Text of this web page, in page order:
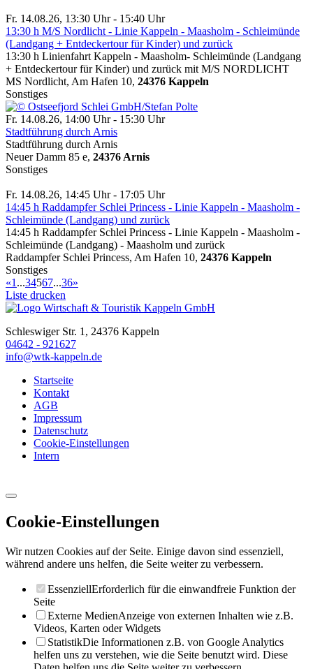
Fr. 14.08.26, 13:30 Uhr - 15:40 Uhr
13:30 h M/S Nordlicht - Linie Kappeln - Maasholm - Schleimünde
(Landgang + Entdeckertour für Kinder) und zurück
13:30 h Linienfahrt Kappeln - Maasholm- Schleimünde (Landgang
+ Entdeckertour für Kinder) und zurück mit M/S NORDLICHT
MS Nordlicht, Am Hafen 10, 24376 Kappeln
Sonstiges
Fr. 14.08.26, 14:00 Uhr - 15:30 Uhr
Stadtführung durch Arnis
Stadtführung durch Arnis
Neuer Damm 85 e, 24376 Arnis
Sonstiges
Fr. 14.08.26, 14:45 Uhr - 17:05 Uhr
14:45 h Raddampfer Schlei Princess - Linie Kappeln - Maasholm -
Schleimünde (Landgang) und zurück
14:45 h Raddampfer Schlei Princess - Linie Kappeln - Maasholm -
Schleimünde (Landgang) - Maasholm und zurück
Raddampfer Schlei Princess, Am Hafen 10, 24376 Kappeln
Sonstiges
«1 ...34567...36»
Liste drucken
Schleswiger Str. 1, 24376 Kappeln
04642 - 921627
info@wtk-kappeln.de
Startseite
Kontakt
AGB
Impressum
Datenschutz
Cookie-Einstellungen
Intern
Cookie-Einstellungen
Wir nutzen Cookies auf der Seite. Einige davon sind essenziell,
während andere uns helfen, die Seite weiter zu verbessern.
EssenziellErforderlich für die einwandfreie Funktion der
Seite
Externe MedienAnzeige von externen Inhalten wie z.B.
Videos, Karten oder Widgets
StatistikDie Informationen z.B. von Google Analytics
helfen uns zu verstehen, wie die Seite benutzt wird. Diese